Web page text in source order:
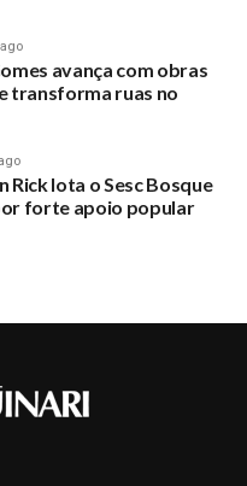
avança com obras
transforma ruas no
Rick lota o Sesc Bosque
forte apoio popular